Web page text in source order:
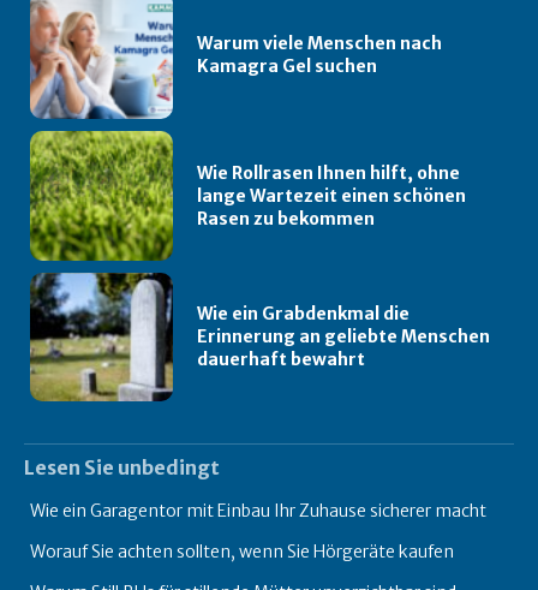
Warum viele Menschen nach
Kamagra Gel suchen
Wie Rollrasen Ihnen hilft, ohne
lange Wartezeit einen schönen
Rasen zu bekommen
Wie ein Grabdenkmal die
Erinnerung an geliebte Menschen
dauerhaft bewahrt
Lesen Sie unbedingt
Wie ein Garagentor mit Einbau Ihr Zuhause sicherer macht
Worauf Sie achten sollten, wenn Sie Hörgeräte kaufen